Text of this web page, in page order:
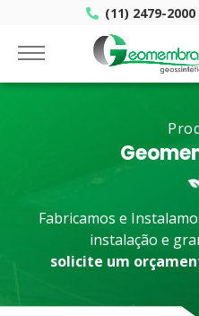
(11) 2479-2000
Fabricamos e
instalação e
solicite um